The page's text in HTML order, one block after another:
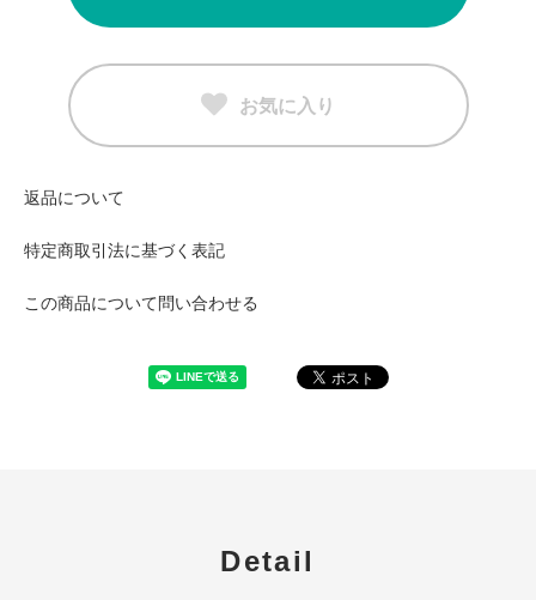
お気に入り
返品について
特定商取引法に基づく表記
この商品について問い合わせる
Detail